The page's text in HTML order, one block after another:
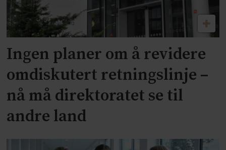
Ingen planer om å revidere
omdiskutert retningslinje –
nå må direktoratet se til
andre land